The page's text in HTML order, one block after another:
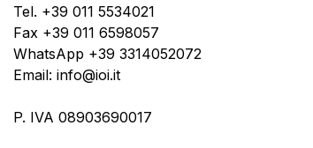
Tel. +39 011 5534021
Fax +39 011 6598057
WhatsApp +39 3314052072
Email: info@ioi.it
P. IVA 08903690017